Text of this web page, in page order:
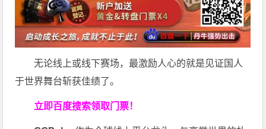
无论线上或线下赛场，最激励人心的就是见证国人
于世界舞台斩获佳绩了。
立即百度搜索领取门票！